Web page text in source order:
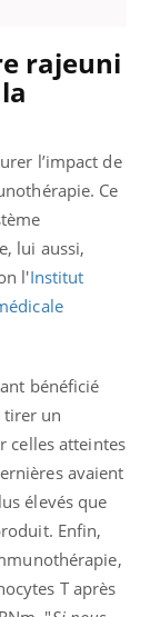
rajeuni
l’impact de
Ce
lui aussi,
l'Institut
bénéficié
tirer un
celles atteintes
avaient
élevés que
Enfin,
T après